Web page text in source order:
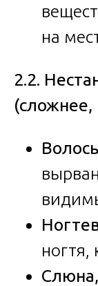
на
2.2.
ногтя,